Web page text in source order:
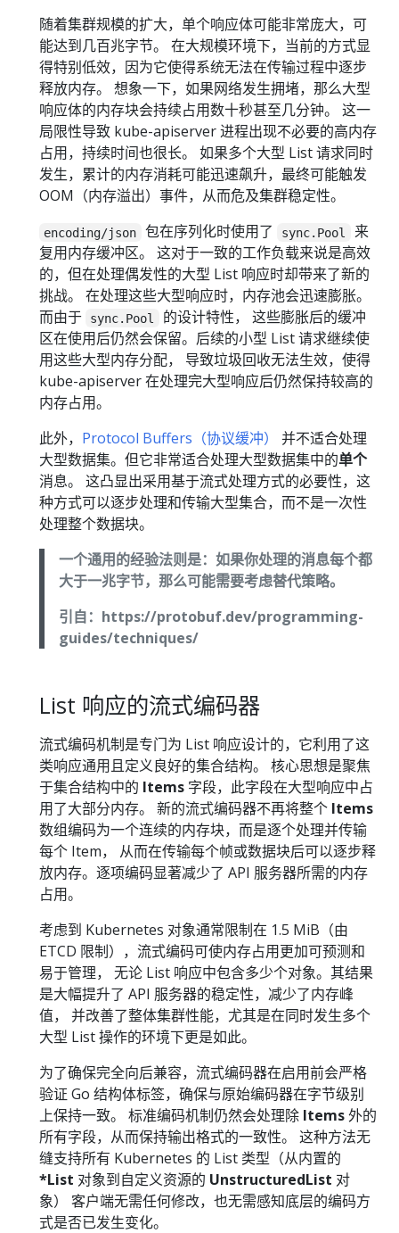
随着集群规模的扩大，单个响应体可能非常庞大，可
能达到几百兆字节。 在大规模环境下，当前的方式显
得特别低效，因为它使得系统无法在传输过程中逐步
释放内存。 想象一下，如果网络发生拥堵，那么大型
响应体的内存块会持续占用数十秒甚至几分钟。 这一
局限性导致 kube-apiserver 进程出现不必要的高内存
占用，持续时间也很长。 如果多个大型 List 请求同时
发生，累计的内存消耗可能迅速飙升，最终可能触发
OOM（内存溢出）事件，从而危及集群稳定性。
encoding/json 包在序列化时使用了 sync.Pool
来
复用内存缓冲区。 这对于一致的工作负载来说是高效
的，但在处理偶发性的大型 List 响应时却带来了新的
挑战。 在处理这些大型响应时，内存池会迅速膨胀。
而由于
sync.Pool
的设计特性， 这些膨胀后的缓冲
区在使用后仍然会保留。后续的小型 List 请求继续使
用这些大型内存分配， 导致垃圾回收无法生效，使得
kube-apiserver 在处理完大型响应后仍然保持较高的
内存占用。
此外， Protocol Buffers（协议缓冲）
并不适合处理
大型数据集。但它非常适合处理大型数据集中的单个
消息。 这凸显出采用基于流式处理方式的必要性，这
种方式可以逐步处理和传输大型集合，而不是一次性
处理整个数据块。
一个通用的经验法则是：如果你处理的消息每个都
大于一兆字节，那么可能需要考虑替代策略。
引自：https://protobuf.dev/programming-
guides/techniques/
List 响应的流式编码器
流式编码机制是专门为 List 响应设计的，它利用了这
类响应通用且定义良好的集合结构。 核心思想是聚焦
于集合结构中的 Items 字段，此字段在大型响应中占
用了大部分内存。 新的流式编码器不再将整个 Items
数组编码为一个连续的内存块，而是逐个处理并传输
每个 Item， 从而在传输每个帧或数据块后可以逐步释
放内存。逐项编码显著减少了 API 服务器所需的内存
占用。
考虑到 Kubernetes 对象通常限制在 1.5 MiB（由
ETCD 限制），流式编码可使内存占用更加可预测和
易于管理， 无论 List 响应中包含多少个对象。其结果
是大幅提升了 API 服务器的稳定性，减少了内存峰
值， 并改善了整体集群性能，尤其是在同时发生多个
大型 List 操作的环境下更是如此。
为了确保完全向后兼容，流式编码器在启用前会严格
验证 Go 结构体标签，确保与原始编码器在字节级别
上保持一致。 标准编码机制仍然会处理除 Items外的
所有字段，从而保持输出格式的一致性。 这种方法无
缝支持所有 Kubernetes 的 List 类型（从内置的
*List 对象到自定义资源的 UnstructuredList 对
象） 客户端无需任何修改，也无需感知底层的编码方
式是否已发生变化。